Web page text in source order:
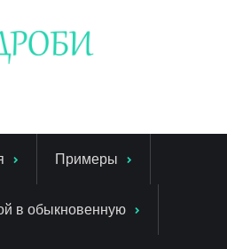
Примеры
в обыкновенную